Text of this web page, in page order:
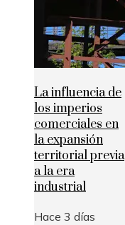
La influencia de
los imperios
comerciales en
la expansión
territorial previa
a la era
industrial
Hace 3 días